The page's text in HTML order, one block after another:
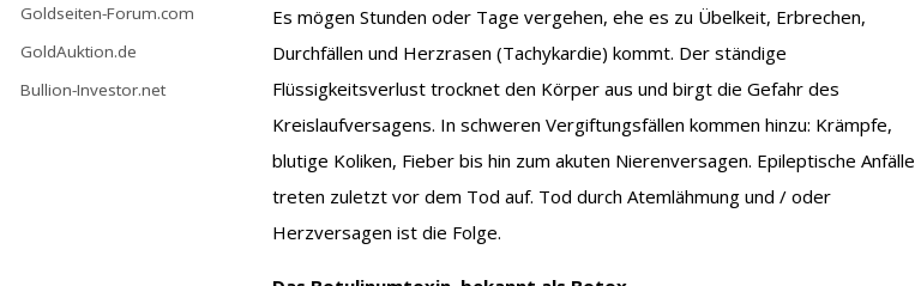
Goldseiten-Forum.com
GoldAuktion.de
Bullion-Investor.net
Es mögen Stunden oder Tage vergehen, ehe es zu Übelkeit, Erbrechen,
Durchfällen und Herzrasen (Tachykardie) kommt. Der ständige
Flüssigkeitsverlust trocknet den Körper aus und birgt die Gefahr des
Kreislaufversagens. In schweren Vergiftungsfällen kommen hinzu: Krämpfe,
blutige Koliken, Fieber bis hin zum akuten Nierenversagen. Epileptische Anfälle
treten zuletzt vor dem Tod auf. Tod durch Atemlähmung und / oder
Herzversagen ist die Folge.